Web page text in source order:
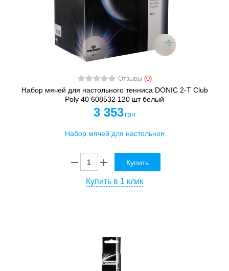
Отзывы (0)
Набор мячей для настольного тенниса DONIC 2-T Club
Poly 40 608532 120 шт белый
3 353 грн
Купить
Купить в 1 клик